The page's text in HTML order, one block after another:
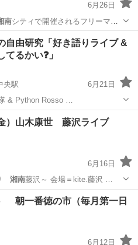
6月26日
南シティで開催されるフリーマー
ーマーケット 会場
自由研究「好き語りライブ &
るかい❓」
央駅
6月21日
& Python Rosso …
コンサート/ショー
）山木康世 藤沢ライブ
6月16日
湘南 藤沢～ 会場＝kite.藤沢 …
サート/ショー 山木康世
朝一番徳の市（毎月第一日
6月12日